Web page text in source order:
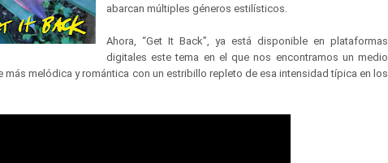
abarcan múltiples géneros estilísticos.
Ahora, “Get It Back”, ya está disponible en plataformas
digitales este tema en el que nos encontramos un medio
melódica y romántica con un estribillo repleto de esa intensidad típica en los